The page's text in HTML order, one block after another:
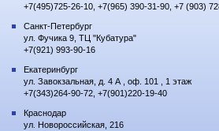
+7(495)725-26-10, +7(965) 390-31-90, +7 (903)
Санкт-Петербург
ул. Фучика 9, ТЦ "Кубатура"
+7(921) 993-90-16
Екатеринбург
ул. Завокзальная, д. 4 А , оф. 101 , 1 этаж
+7(343)264-90-72, +7(901)220-19-40
Краснодар
ул. Новороссийская, 216